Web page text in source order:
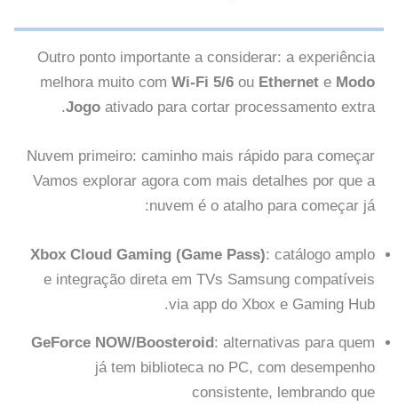
Outro ponto importante a considerar: a experiência
melhora muito com Wi-Fi 5/6ou Ethernete Modo
Jogoativado para cortar processamento extra.
Nuvem primeiro: caminho mais rápido para começar
Vamos explorar agora com mais detalhes por que a
nuvem é o atalho para começar já:
Xbox Cloud Gaming (Game Pass): catálogo amplo
e integração direta em TVs Samsung compatíveis
via app do Xbox e Gaming Hub.
GeForce NOW/Boosteroid : alternativas para quem
já tem biblioteca no PC, com desempenho
consistente, lembrando que